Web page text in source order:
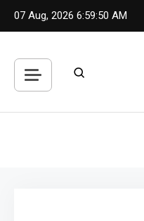
Skip
07 Aug, 2026 6:59:51 AM